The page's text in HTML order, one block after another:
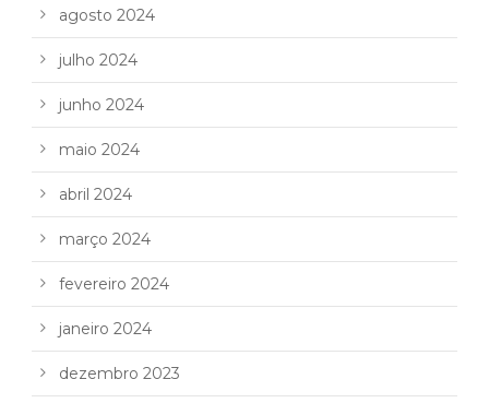
agosto 2024
julho 2024
junho 2024
maio 2024
abril 2024
março 2024
fevereiro 2024
janeiro 2024
dezembro 2023